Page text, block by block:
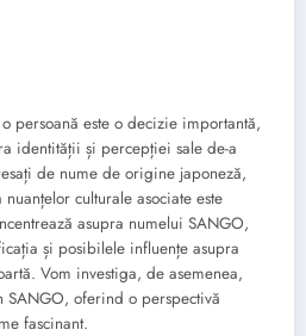
persoană este o decizie importantă,
identității și percepției sale de-a
de nume de origine japoneză,
culturale asociate este
asupra numelui SANGO,
și posibilele influențe asupra
Vom investiga, de asemenea,
SANGO, oferind o perspectivă
fascinant.